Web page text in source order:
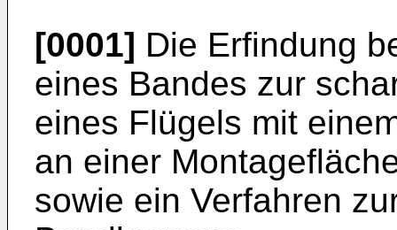
[0001] Die Erfindung
eines Bandes zur
eines Flügels mit
an einer
sowie ein Verfahren